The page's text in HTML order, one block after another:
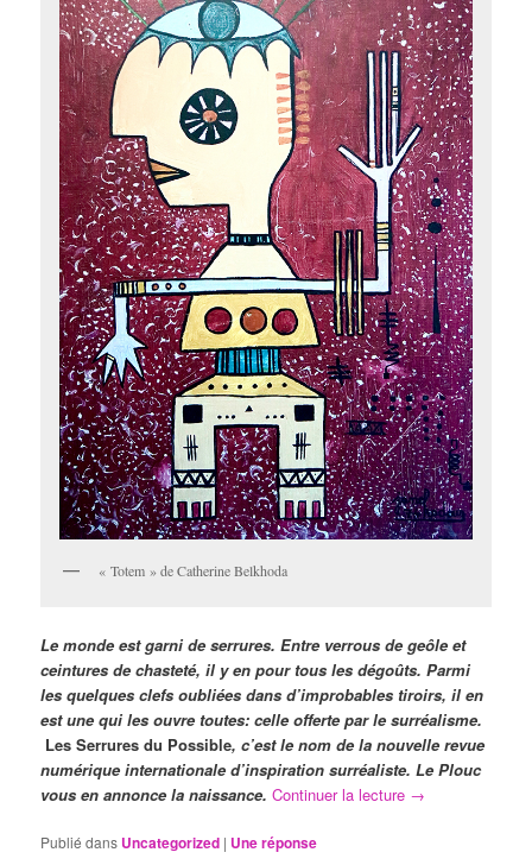
« Totem » de Catherine Belkhoda
Le monde est garni de serrures. Entre verrous de geôle et
ceintures de chasteté, il y en pour tous les dégoûts. Parmi
les quelques clefs oubliées dans d’improbables tiroirs, il en
est une qui les ouvre toutes: celle offerte par le surréalisme.
Les Serrures du Possible, c’est le nom de la nouvelle revue
numérique internationale d’inspiration surréaliste. Le Plouc
vous en annonce la naissance. Continuer la lecture →
Publié dans Uncategorized | Uneréponse